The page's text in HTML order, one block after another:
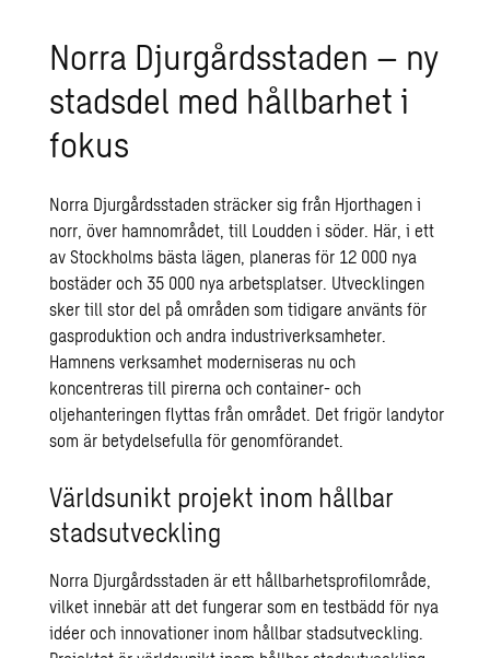
Norra Djur­gårds­sta­den – ny
stads­del med håll­bar­het i
fokus
Norra Djurgårdsstaden sträcker sig från Hjorthagen i
norr, över hamnområdet, till Loudden i söder. Här, i ett
av Stockholms bästa lägen, planeras för 12 000 nya
bostäder och 35 000 nya arbetsplatser. Utvecklingen
sker till stor del på områden som tidigare använts för
gasproduktion och andra industriverksamheter.
Hamnens verksamhet moderniseras nu och
koncentreras till pirerna och container- och
oljehanteringen flyttas från området. Det frigör landytor
som är betydelsefulla för genomförandet.
Världsunikt projekt inom hållbar
stadsutveckling
Norra Djurgårdsstaden är ett hållbarhetsprofilområde,
vilket innebär att det fungerar som en testbädd för nya
idéer och innovationer inom hållbar stadsutveckling.